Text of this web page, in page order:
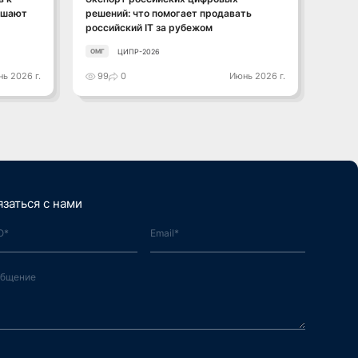
2026 г.
решений: что помогает продавать
российский IT за рубежом
ОМГ ЦИПР-2026
99 0 Июнь 2026 г.
с нами